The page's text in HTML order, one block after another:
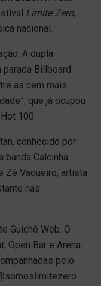
Limite Zero,
nacional.
A dupla
Billboard
as cem mais
que já ocupou
100.
conhecido por
banda Calcinha
Zé Vaqueiro, artista
nas
Guichê Web. O
Open Bar e Arena.
pelo